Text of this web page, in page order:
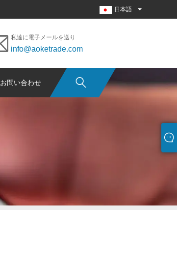
日本語
私達に電子メールを送り
info@aoketrade.com
お問い合わせ